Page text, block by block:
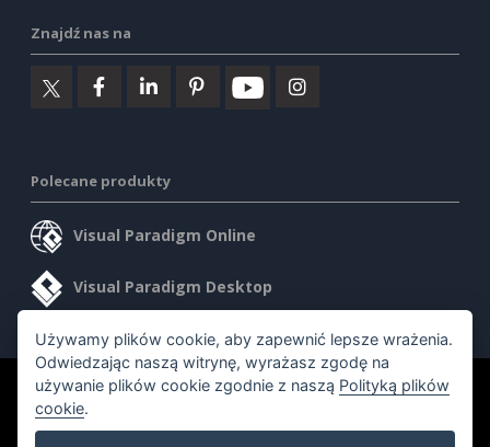
Znajdź nas na
Polecane produkty
Visual Paradigm Online
Visual Paradigm Desktop
©2026 by Visual Paradigm. Wszelkie prawa zastrzeżone.
Używamy plików cookie, aby zapewnić lepsze wrażenia.
Odwiedzając naszą witrynę, wyrażasz zgodę na
używanie plików cookie zgodnie z naszą Polityką plików
cookie.